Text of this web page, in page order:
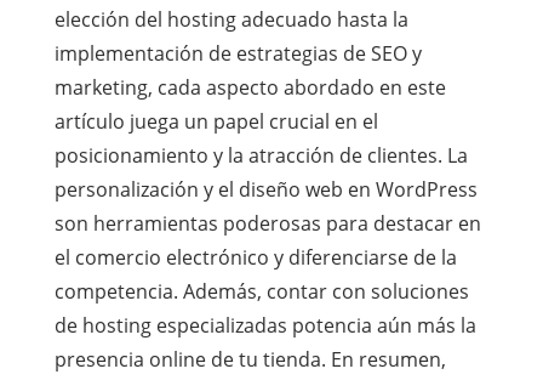
elección del hosting adecuado hasta la
implementación de estrategias de SEO y
marketing, cada aspecto abordado en este
artículo juega un papel crucial en el
posicionamiento y la atracción de clientes. La
personalización y el diseño web en WordPress
son herramientas poderosas para destacar en
el comercio electrónico y diferenciarse de la
competencia. Además, contar con soluciones
de hosting especializadas potencia aún más la
presencia online de tu tienda. En resumen,